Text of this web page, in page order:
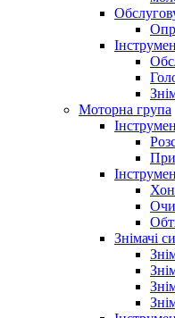
Моторна група
Знімачі